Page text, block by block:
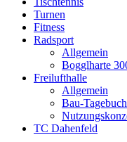
Turnen
Fitness
Radsport
Allgemein
Bogglharte
Freilufthalle
Allgemein
Bau-Tagebuch
TC Dahenfeld